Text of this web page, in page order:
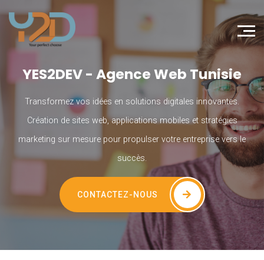
YES2DEV - Agence Web Tunisie
Transformez vos idées en solutions digitales innovantes.
Création de sites web, applications mobiles et stratégies
marketing sur mesure pour propulser votre entreprise vers le
succès.
CONTACTEZ-NOUS